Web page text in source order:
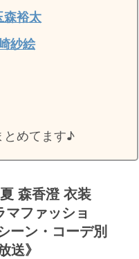
森裕太
紗絵
とめてます♪
森香澄 衣装
マファッショ
ーン・コーデ別
送》